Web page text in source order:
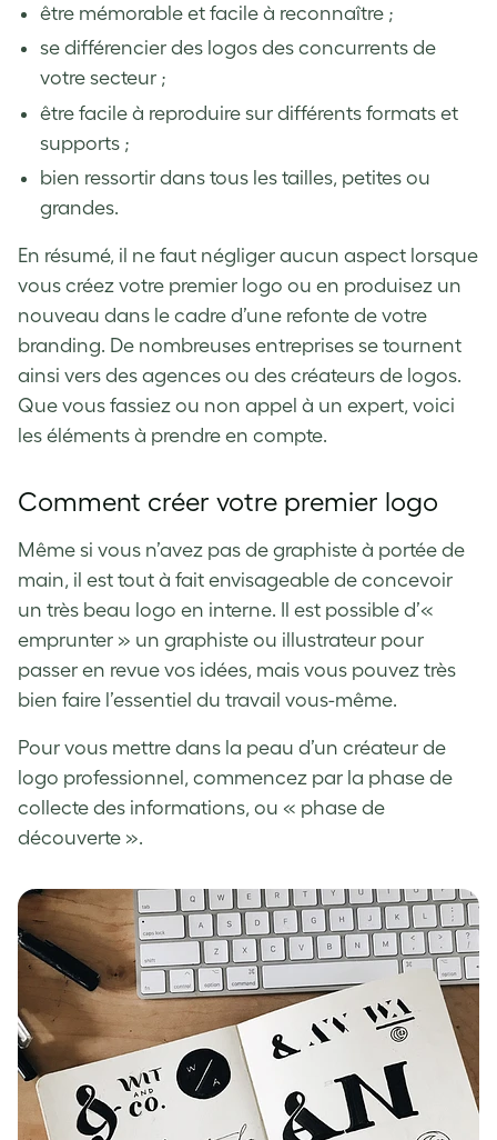
être mémorable et facile à reconnaître ;
se différencier des logos des concurrents de
votre secteur ;
être facile à reproduire sur différents formats et
supports ;
bien ressortir dans tous les tailles, petites ou
grandes.
En résumé, il ne faut négliger aucun aspect lorsque
vous créez votre premier logo ou en produisez un
nouveau dans le cadre d’une refonte de votre
branding. De nombreuses entreprises se tournent
ainsi vers des agences ou des créateurs de logos.
Que vous fassiez ou non appel à un expert, voici
les éléments à prendre en compte.
Comment créer votre premier logo
Même si vous n’avez pas de graphiste à portée de
main, il est tout à fait envisageable de concevoir
un très beau logo en interne. Il est possible d’«
emprunter » un graphiste ou illustrateur pour
passer en revue vos idées, mais vous pouvez très
bien faire l’essentiel du travail vous-même.
Pour vous mettre dans la peau d’un créateur de
logo professionnel, commencez par la phase de
collecte des informations, ou « phase de
découverte ».